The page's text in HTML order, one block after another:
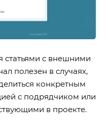
статьями с внешними
полезен в случаях,
конкретным
с подрядчиком или
в проекте.